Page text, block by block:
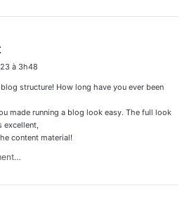
t
à 3h48
structure! How long have you ever been
made running a blog look easy. The full look
excellent,
content material!